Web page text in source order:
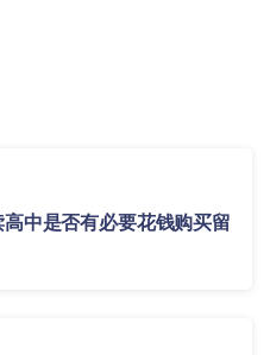
中是否有必要花钱购买留